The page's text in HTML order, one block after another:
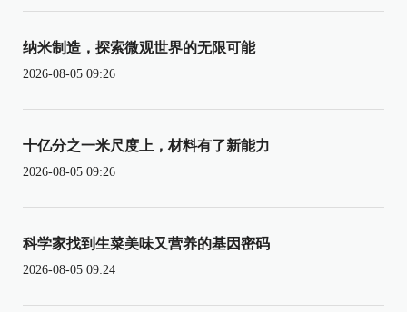
纳米制造，探索微观世界的无限可能
2026-08-05 09:26
十亿分之一米尺度上，材料有了新能力
2026-08-05 09:26
科学家找到生菜美味又营养的基因密码
2026-08-05 09:24